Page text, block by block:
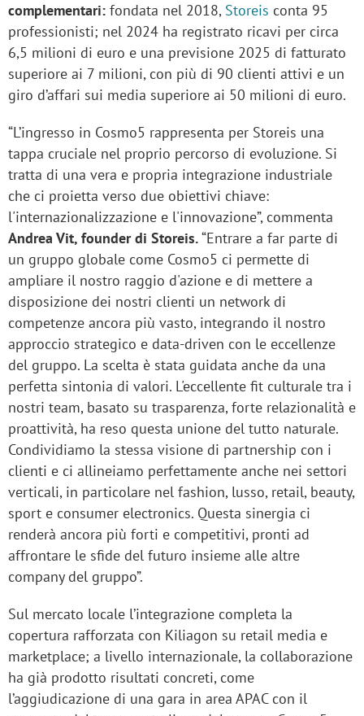
complementari: fondata nel 2018, Storeis conta 95
professionisti; nel 2024 ha registrato ricavi per circa
6,5 milioni di euro e una previsione 2025 di fatturato
superiore ai 7 milioni, con più di 90 clienti attivi e un
giro d’affari sui media superiore ai 50 milioni di euro.
“L’ingresso in Cosmo5 rappresenta per Storeis una
tappa cruciale nel proprio percorso di evoluzione. Si
tratta di una vera e propria integrazione industriale
che ci proietta verso due obiettivi chiave:
l'internazionalizzazione e l'innovazione”, commenta
Andrea Vit, founder di Storeis.“Entrare a far parte di
un gruppo globale come Cosmo5 ci permette di
ampliare il nostro raggio d'azione e di mettere a
disposizione dei nostri clienti un network di
competenze ancora più vasto, integrando il nostro
approccio strategico e data-driven con le eccellenze
del gruppo. La scelta è stata guidata anche da una
perfetta sintonia di valori. L'eccellente fit culturale tra i
nostri team, basato su trasparenza, forte relazionalità e
proattività, ha reso questa unione del tutto naturale.
Condividiamo la stessa visione di partnership con i
clienti e ci allineiamo perfettamente anche nei settori
verticali, in particolare nel fashion, lusso, retail, beauty,
sport e consumer electronics. Questa sinergia ci
renderà ancora più forti e competitivi, pronti ad
affrontare le sfide del futuro insieme alle altre
company del gruppo”.
Sul mercato locale l’integrazione completa la
copertura rafforzata con Kiliagon su retail media e
marketplace; a livello internazionale, la collaborazione
ha già prodotto risultati concreti, come
l’aggiudicazione di una gara in area APAC con il